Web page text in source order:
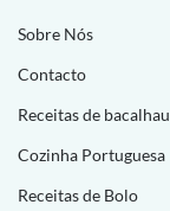
Sobre Nós
Contacto
Receitas de bacalhau
Cozinha Portuguesa
Receitas de Bolo